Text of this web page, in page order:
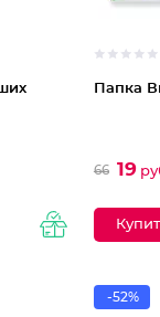
Папка
66 19
-52%